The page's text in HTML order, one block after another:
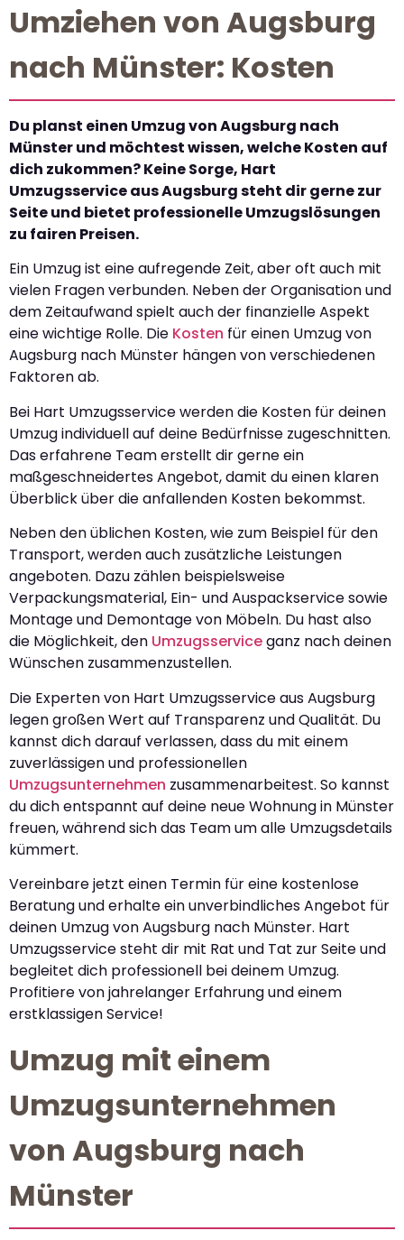
Umziehen von Augsburg
nach Münster: Kosten
Du planst einen Umzug von Augsburg nach
Münster und möchtest wissen, welche Kosten auf
dich zukommen? Keine Sorge, Hart
Umzugsservice aus Augsburg steht dir gerne zur
Seite und bietet professionelle Umzugslösungen
zu fairen Preisen.
Ein Umzug ist eine aufregende Zeit, aber oft auch mit
vielen Fragen verbunden. Neben der Organisation und
dem Zeitaufwand spielt auch der finanzielle Aspekt
eine wichtige Rolle. Die Kosten für einen Umzug von
Augsburg nach Münster hängen von verschiedenen
Faktoren ab.
Bei Hart Umzugsservice werden die Kosten für deinen
Umzug individuell auf deine Bedürfnisse zugeschnitten.
Das erfahrene Team erstellt dir gerne ein
maßgeschneidertes Angebot, damit du einen klaren
Überblick über die anfallenden Kosten bekommst.
Neben den üblichen Kosten, wie zum Beispiel für den
Transport, werden auch zusätzliche Leistungen
angeboten. Dazu zählen beispielsweise
Verpackungsmaterial, Ein- und Auspackservice sowie
Montage und Demontage von Möbeln. Du hast also
die Möglichkeit, den Umzugsserviceganz nach deinen
Wünschen zusammenzustellen.
Die Experten von Hart Umzugsservice aus Augsburg
legen großen Wert auf Transparenz und Qualität. Du
kannst dich darauf verlassen, dass du mit einem
zuverlässigen und professionellen
Umzugsunternehmen zusammenarbeitest. So kannst
du dich entspannt auf deine neue Wohnung in Münster
freuen, während sich das Team um alle Umzugsdetails
kümmert.
Vereinbare jetzt einen Termin für eine kostenlose
Beratung und erhalte ein unverbindliches Angebot für
deinen Umzug von Augsburg nach Münster. Hart
Umzugsservice steht dir mit Rat und Tat zur Seite und
begleitet dich professionell bei deinem Umzug.
Profitiere von jahrelanger Erfahrung und einem
erstklassigen Service!
Umzug mit einem
Umzugsunternehmen
von Augsburg nach
Münster